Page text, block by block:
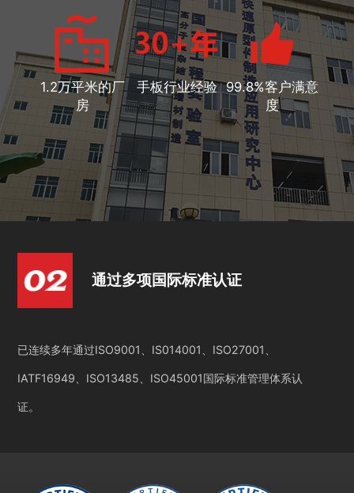
1.2万平米的厂
房
手板行业经验 99.8%客户满意
度
通过多项国际标准认证
已连续多年通过ISO9001、IS014001、ISO27001、
IATF16949、ISO13485、ISO45001国际标准管理体系认
证。